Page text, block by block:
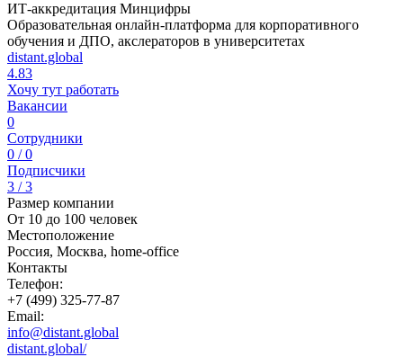
ИТ-аккредитация Минцифры
Образовательная онлайн-платформа для корпоративного
обучения и ДПО, акслераторов в университетах
distant.global
4.83
Хочу тут работать
Вакансии
0
Сотрудники
0 / 0
Подписчики
3 / 3
Размер компании
От 10 до 100 человек
Местоположение
Россия, Москва, home-office
Контакты
Телефон:
+7 (499) 325-77-87
Email:
info@distant.global
distant.global/